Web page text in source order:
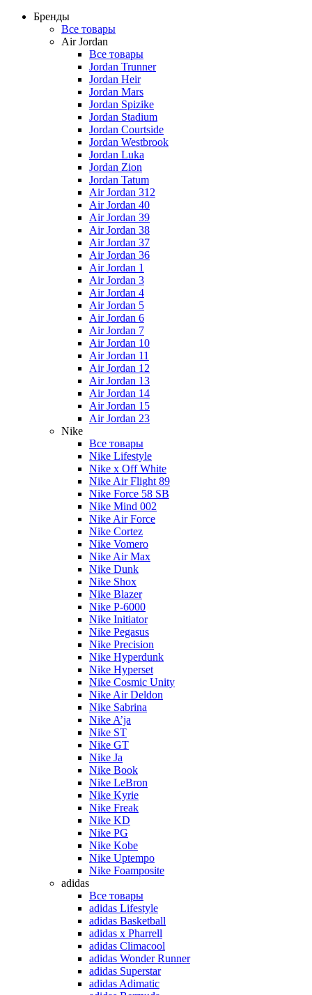
Бренды
Все товары
Air Jordan
Все товары
Jordan Trunner
Jordan Heir
Jordan Mars
Jordan Spizike
Jordan Stadium
Jordan Courtside
Jordan Westbrook
Jordan Luka
Jordan Zion
Jordan Tatum
Air Jordan 312
Air Jordan 40
Air Jordan 39
Air Jordan 38
Air Jordan 37
Air Jordan 36
Air Jordan 1
Air Jordan 3
Air Jordan 4
Air Jordan 5
Air Jordan 6
Air Jordan 7
Air Jordan 10
Air Jordan 11
Air Jordan 12
Air Jordan 13
Air Jordan 14
Air Jordan 15
Air Jordan 23
Nike
Все товары
Nike Lifestyle
Nike x Off White
Nike Air Flight 89
Nike Force 58 SB
Nike Mind 002
Nike Air Force
Nike Cortez
Nike Vomero
Nike Air Max
Nike Dunk
Nike Shox
Nike Blazer
Nike P-6000
Nike Initiator
Nike Pegasus
Nike Precision
Nike Hyperdunk
Nike Hyperset
Nike Cosmic Unity
Nike Air Deldon
Nike Sabrina
Nike A’ja
Nike ST
Nike GT
Nike Ja
Nike Book
Nike LeBron
Nike Kyrie
Nike Freak
Nike KD
Nike PG
Nike Kobe
Nike Uptempo
Nike Foamposite
adidas
Все товары
adidas Lifestyle
adidas Basketball
adidas x Pharrell
adidas Climacool
adidas Wonder Runner
adidas Superstar
adidas Adimatic